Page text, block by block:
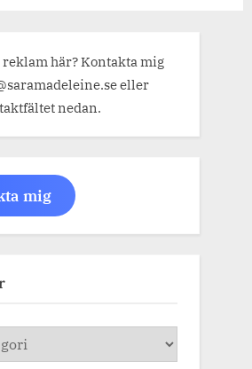
här? Kontakta mig
eller
nedan.
mig